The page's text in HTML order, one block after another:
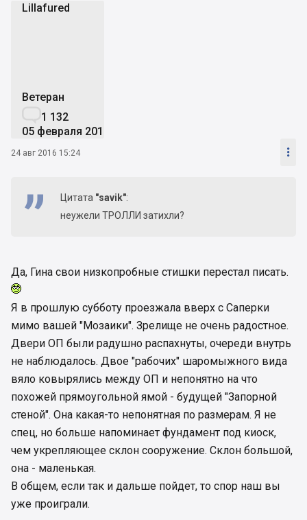
Lillafured
Ветеран
1 132
05 февраля 2015
24 авг 2016 15:24 
Цитата "savik":
неужели ТРОЛЛИ затихли?
Да, Гина свои низкопробные стишки перестал писать.
Я в прошлую субботу проезжала вверх с Саперки
мимо вашей "Мозаики". Зрелище не очень радостное.
Двери ОП были радушно распахнуты, очереди внутрь
не наблюдалось. Двое "рабочих" шаромыжного вида
вяло ковырялись между ОП и непонятно на что
похожей прямоугольной ямой - будущей "Запорной
стеной". Она какая-то непонятная по размерам. Я не
спец, но больше напоминает фундамент под киоск,
чем укрепляющее склон сооружение. Склон большой,
она - маленькая.
В общем, если так и дальше пойдет, то спор наш вы
уже проиграли.